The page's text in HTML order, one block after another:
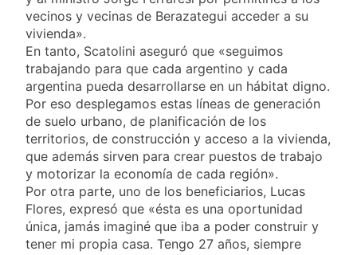
fuertes ráfagas de
viento
Denunciaron
abogado libertario
que propuso tirar
napalm sobre el Gran
Buenos Aires
1 Día Atrás
vecinos y vecinas de Berazategui acceder a su
vivienda».
En tanto, Scatolini aseguró que «seguimos
trabajando para que cada argentino y cada
argentina pueda desarrollarse en un hábitat digno.
Por eso desplegamos estas líneas de generación
de suelo urbano, de planificación de los
territorios, de construcción y acceso a la vivienda,
que además sirven para crear puestos de trabajo
y motorizar la economía de cada región».
Por otra parte, uno de los beneficiarios, Lucas
Flores, expresó que «ésta es una oportunidad
única, jamás imaginé que iba a poder construir y
tener mi propia casa. Tengo 27 años, siempre